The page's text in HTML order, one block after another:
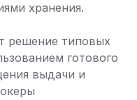
хранения.
решение типовых
готового
выдачи и